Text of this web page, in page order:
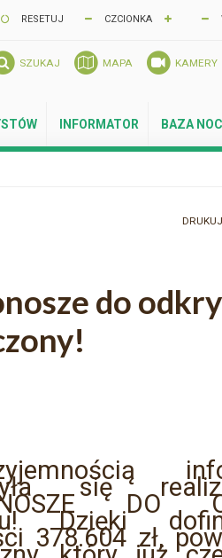
RESETUJ CZCIONKA
SZUKAJ MAPA KAMERY
INFORMATOR BAZA
DRUKUJ
do
się
DO
Dzięki
378.604 zł,